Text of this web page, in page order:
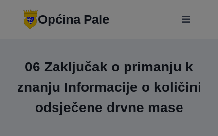
Općina Pale
06 Zaključak o primanju k
znanju Informacije o količini
odsječene drvne mase